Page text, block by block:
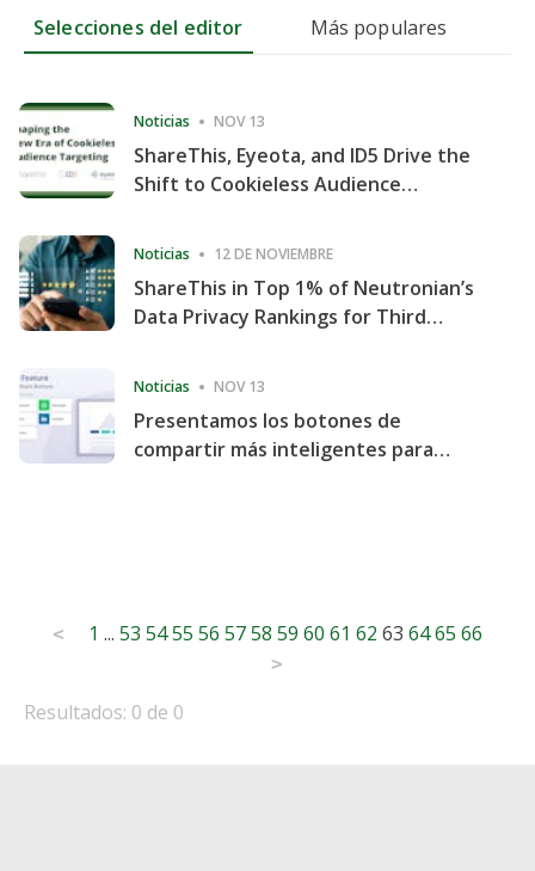
Selecciones del editor Más populares
Noticias NOV 13
ShareThis, Eyeota, and ID5 Drive the
Shift to Cookieless Audience
Noticias 12 DE NOVIEMBRE
ShareThis in Top 1% of Neutronian’s
Data Privacy Rankings for Third
Noticias NOV 13
Presentamos los botones de
compartir más inteligentes para
Posts
< 1 ... 53 5455 56 5758 59 60 61 62 63 6465 66
>
Resultados: 0 de 0